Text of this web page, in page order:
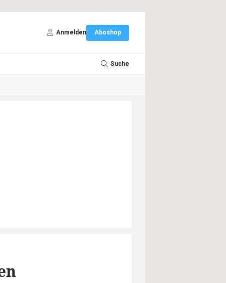
Anmelden Aboshop
Suche